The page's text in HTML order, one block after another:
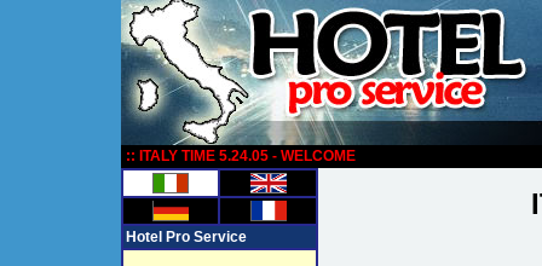
:: ITALY TIME 5.24.05 - WELCOME
Hotel Pro Service